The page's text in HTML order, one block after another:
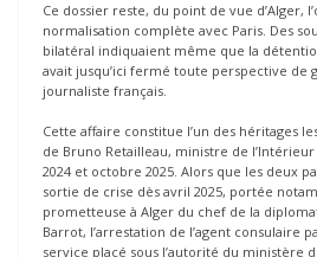
Ce dossier reste, du point de vue d’Alger,
normalisation complète avec Paris. Des
bilatéral indiquaient même que la
avait jusqu’ici fermé toute perspective de
journaliste français.
Cette affaire constitue l’un des héritages
de Bruno Retailleau, ministre de
2024 et octobre 2025. Alors que les deux
sortie de crise dès avril 2025, portée
prometteuse à Alger du chef de la
Barrot, l’arrestation de l’agent consulaire
service placé sous l’autorité du ministère